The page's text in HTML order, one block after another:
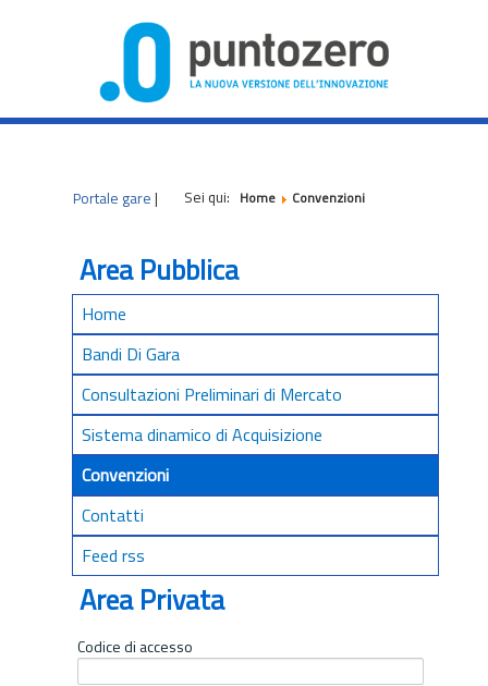
Portale gare | Sei qui: Home Convenzioni
Area Pubblica
Home
Bandi Di Gara
Consultazioni Preliminari di Mercato
Sistema dinamico di Acquisizione
Convenzioni
Contatti
Feed rss
Area Privata
Codice di accesso